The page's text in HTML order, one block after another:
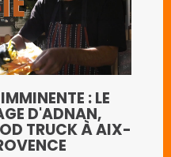
: LE
D'ADNAN,
TRUCK À AIX-